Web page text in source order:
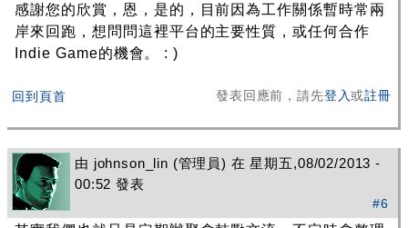
感謝您的欣賞，恩，是的，目前因為工作關係暫時常兩
岸來回跑，想問問這裡平台的主要性質，或任何合作
Indie Game的機會。 : )
回到頁首 發表回應前，請先登入或註冊
由 johnson_lin (管理員) 在 星期五,08/02/2013 -
00:52 發表
#6